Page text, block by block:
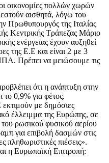
οικονομίες πολλών χωρών
αισθητά, λόγω του
Πρωθυπουργός της Ιταλίας
Κεντρικής Τράπεζας Μάριο
ενέργειας έχουν αυξηθεί
της Ε.Ε και είναι 2 με 3
Πρέπει να μειώσουμε τις
ότι η ανάπτυξη στην
0,9% για φέτος.
με δημόσιες
έλλειμμα της Ευρώπης, σε
ρωσικού φυσικού αερίου
για επιβολή δασμών στις
πληθωριστικές πιέσεις».
η Ευρωπαϊκή Επιτροπή: